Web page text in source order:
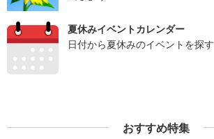
夏休みイベントカレンダー
日付から夏休みのイベントを探す
おすすめ特集